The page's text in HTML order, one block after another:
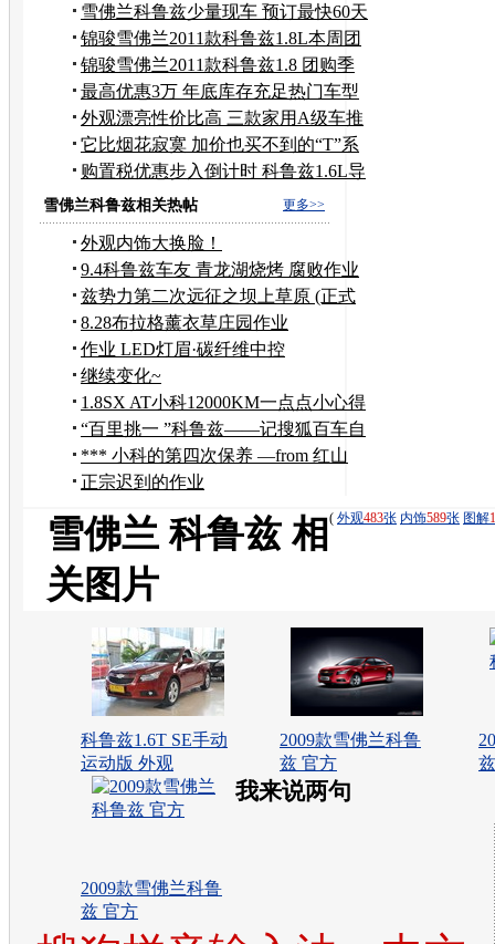
用车
雪佛兰科鲁兹少量现车 预订最快60天
提
锦骏雪佛兰2011款科鲁兹1.8L本周团
购季
锦骏雪佛兰2011款科鲁兹1.8 团购季
最高优惠3万 年底库存充足热门车型
调查
外观漂亮性价比高 三款家用A级车推
荐
它比烟花寂寞 加价也买不到的“T”系
车
购置税优惠步入倒计时 科鲁兹1.6L导
购
更多>>
雪佛兰科鲁兹相关热帖
外观内饰大换脸！
9.4科鲁兹车友 青龙湖烧烤 腐败作业
兹势力第二次远征之坝上草原 (正式
版）
8.28布拉格薰衣草庄园作业
作业 LED灯眉·碳纤维中控
继续变化~
1.8SX AT小科12000KM一点点小心得
“百里挑一 ”科鲁兹——记搜狐百车自
驾游邯郸
*** 小科的第四次保养 —from 红山
***
正宗迟到的作业
( 外观483张 内饰589张 图解
雪佛兰 科鲁兹 相
关图片
科鲁兹1.6T SE手动
运动版 外观
2009款雪佛兰科鲁
兹 官方
2009款雪佛兰科鲁
兹 官方
我来说两句